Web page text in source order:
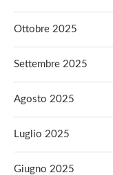
Ottobre 2025
Settembre 2025
Agosto 2025
Luglio 2025
Giugno 2025